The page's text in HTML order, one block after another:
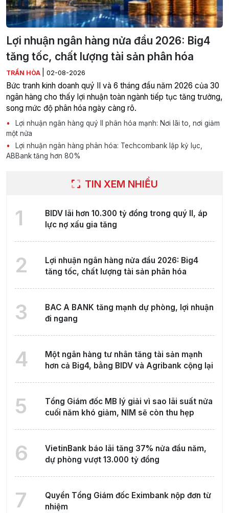
Lợi nhuận ngân hàng nửa đầu 2026: Big4
tăng tốc, chất lượng tài sản phân hóa
TRẦN HÒA 02-08-2026
Bức tranh kinh doanh quý II và 6 tháng đầu năm 2026 của 30
ngân hàng cho thấy lợi nhuận toàn ngành tiếp tục tăng trưởng,
song mức độ phân hóa ngày càng rõ.
Lợi nhuận ngân hàng quý II phân hóa mạnh: Nơi lãi to, nơi giảm
một nửa
Lợi nhuận ngân hàng phân hóa: Techcombank lập kỷ lục,
ABBank tăng hơn 80%
TIN XEM NHIỀU
1
BIDV lãi hơn 10.300 tỷ đồng trong quý II, áp
lực nợ xấu gia tăng
2
Lợi nhuận ngân hàng nửa đầu 2026: Big4
tăng tốc, chất lượng tài sản phân hóa
3
BAC A BANK tăng mạnh dự phòng, lợi nhuận
đi ngang
4
Một ngân hàng tư nhân tăng tài sản mạnh
hơn cả Big4, bằng BIDV và Agribank cộng lại
5
Tổng Giám đốc MB lý giải vì sao lãi suất nửa
cuối năm khó giảm, NIM sẽ còn thu hẹp
6
VietinBank báo lãi tăng 37% nửa đầu năm,
dự phòng vượt 13.000 tỷ đồng
7
Quyền Tổng Giám đốc Eximbank nộp đơn từ
nhiệm